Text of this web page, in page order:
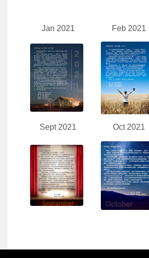
Jan 2021 Feb 2021
Sept 2021 Oct 2021